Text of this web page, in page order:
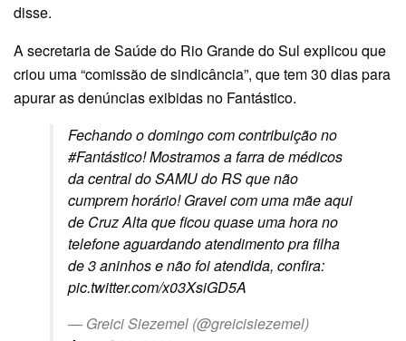
disse.
A secretaria de Saúde do Rio Grande do Sul explicou que
criou uma “comissão de sindicância”, que tem 30 dias para
apurar as denúncias exibidas no Fantástico.
Fechando o domingo com contribuição no
#Fantástico! Mostramos a farra de médicos
da central do SAMU do RS que não
cumprem horário! Gravei com uma mãe aqui
de Cruz Alta que ficou quase uma hora no
telefone aguardando atendimento pra filha
de 3 aninhos e não foi atendida, confira:
pic.twitter.com/x03XsiGD5A
— Greici Siezemel (@greicisiezemel)